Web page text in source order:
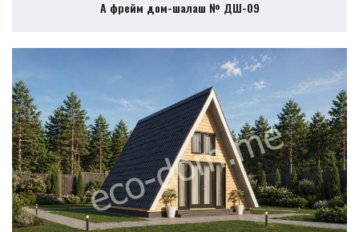
А фрейм дом-шалаш № ДШ-09